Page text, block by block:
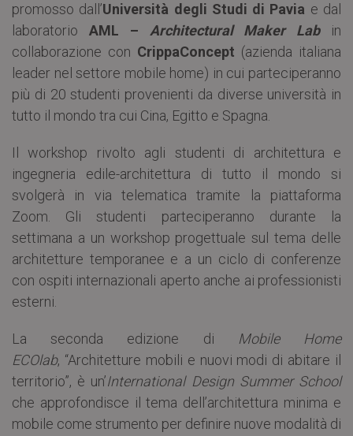
promosso dall’Università degli Studi di Pavia e dal
laboratorio AML – Architectural Maker Labin
collaborazione con CrippaConcept (azienda italiana
leader nel settore mobile home) in cui parteciperanno
più di 20 studenti provenienti da diverse università in
tutto il mondo tra cui Cina, Egitto e Spagna.
Il workshop rivolto agli studenti di architettura e
ingegneria edile-architettura di tutto il mondo si
svolgerà in via telematica tramite la piattaforma
Zoom. Gli studenti parteciperanno durante la
settimana a un workshop progettuale sul tema delle
architetture temporanee e a un ciclo di conferenze
con ospiti internazionali aperto anche ai professionisti
esterni.
La seconda edizione di
Mobile Home
ECOlab, “Architetture mobili e nuovi modi di abitare il
territorio”, è un’International Design Summer School
che approfondisce il tema dell’architettura minima e
mobile come strumento per definire nuove modalità di